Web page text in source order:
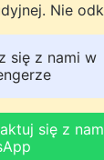
się
Czyż
Nie
się z nami w
się z